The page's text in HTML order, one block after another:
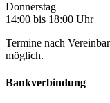
Donnerstag
14:00 bis 18:00 Uhr
Termine nach
möglich.
Bankverbindung